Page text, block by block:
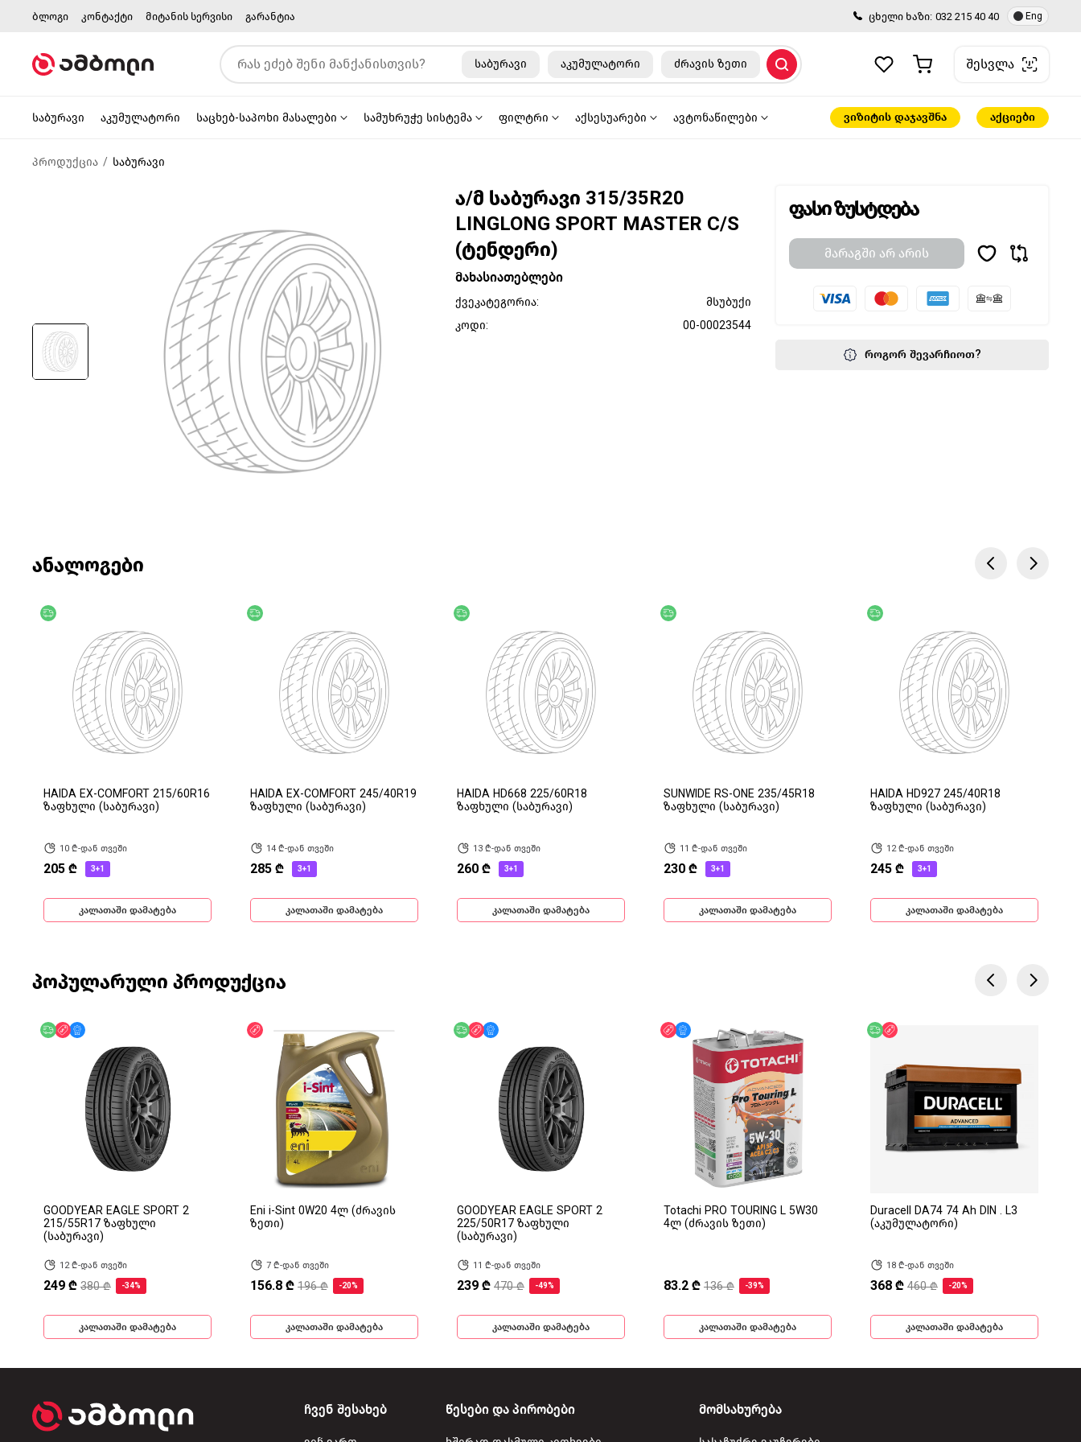
ბლოგი კონტაქტი მიტანის სერვისი გარანტია ცხელი ხაზი: 032 215 40 40 Eng
საბურავი აკუმულატორი ძრავის ზეთი შესვლა
საბურავი აკუმულატორი საცხებ-საპოხი მასალები სამუხრუჭე სისტემა ფილტრი აქსესუარები ავტონაწილები ვიზიტის დაჯავშნა აქციები
პროდუქცია საბურავი
ფასი ზუსტდება
მარაგში არ არის
როგორ შევარჩიოთ?
ა/მ საბურავი 315/35R20
LINGLONG SPORT MASTER C/S
(ტენდერი)
მახასიათებლები
ქვეკატეგორია:
მსუბუქი
კოდი:
00-00023544
ანალოგები
HAIDA EX-COMFORT 215/60R16
ზაფხული (საბურავი)
10 ₾-დან თვეში
205 ₾ 3+1
კალათაში დამატება
HAIDA EX-COMFORT 245/40R19
ზაფხული (საბურავი)
14 ₾-დან თვეში
285 ₾ 3+1
კალათაში დამატება
HAIDA HD668 225/60R18
ზაფხული (საბურავი)
13 ₾-დან თვეში
260 ₾ 3+1
კალათაში დამატება
SUNWIDE RS-ONE 235/45R18
ზაფხული (საბურავი)
11 ₾-დან თვეში
230 ₾ 3+1
კალათაში დამატება
HAIDA HD927 245/40R18
ზაფხული (საბურავი)
12 ₾-დან თვეში
245 ₾ 3+1
კალათაში დამატება
პოპულარული პროდუქცია
უფასო მიწოდება
ფასდაკლება
GOODYEAR EAGLE SPORT 2
215/55R17 ზაფხული
(საბურავი)
12 ₾-დან თვეში
249 ₾ 380 ₾ -34%
კალათაში დამატება
ფასდაკლება
Eni i-Sint 0W20 4ლ (ძრავის
ზეთი)
7 ₾-დან თვეში
156.8 ₾ 196 ₾ -20%
კალათაში დამატება
უფასო მიწოდება
ფასდაკლება
GOODYEAR EAGLE SPORT 2
225/50R17 ზაფხული
(საბურავი)
11 ₾-დან თვეში
239 ₾ 470 ₾ -49%
კალათაში დამატება
ფასდაკლება
მხოლოდ ონლაინ
Totachi PRO TOURING L 5W30
4ლ (ძრავის ზეთი)
83.2 ₾ 136 ₾ -39%
კალათაში დამატება
უფასო მიწოდება
Duracell DA74 74 Ah DIN . L3
(აკუმულატორი)
18 ₾-დან თვეში
368 ₾ 460 ₾ -20%
კალათაში დამატება
ჩვენ შესახებ წესები და პირობები მომსახურება